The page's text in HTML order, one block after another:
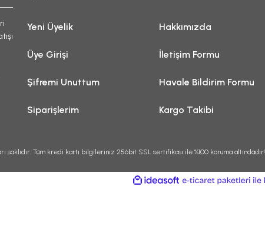
Yeni Üyelik
Üye Girişi
Şifremi Unuttum
Siparişlerim
Hakkımızda
İletişim Formu
Havale Bildirim Formu
Kargo Takibi
saklıdır. Tüm kredi kartı bilgileriniz 256bit SSL sertifikası ile %100 koruma altındadır!
ideasoft
e-